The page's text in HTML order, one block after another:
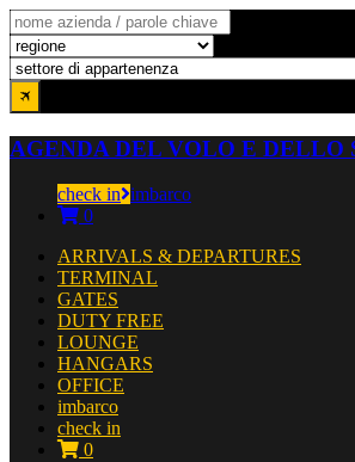
AGENDA DEL VOLO E DELLO
check in imbarco
0
ARRIVALS & DEPARTURES
TERMINAL
GATES
DUTY FREE
LOUNGE
HANGARS
OFFICE
imbarco
check in
0